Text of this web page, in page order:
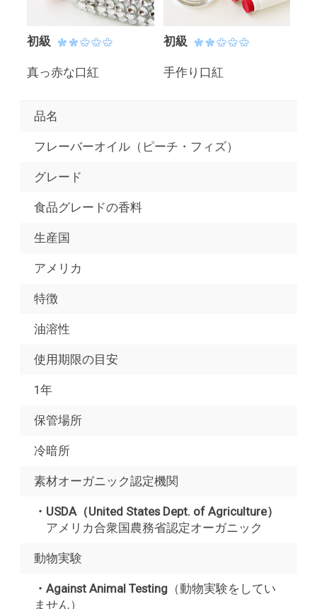
初級
真っ赤な口紅
初級
手作り口紅
品名
フレーバーオイル（ピーチ・フィズ）
グレード
食品グレードの香料
生産国
アメリカ
特徴
油溶性
使用期限の目安
1年
保管場所
冷暗所
素材オーガニック認定機関
・USDA（United States Dept. of Agriculture）
アメリカ合衆国農務省認定オーガニック
動物実験
・Against Animal Testing （動物実験をしてい
ません）